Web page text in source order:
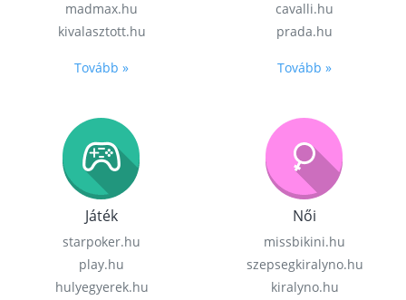
madmax.hu
kivalasztott.hu
Tovább »
cavalli.hu
prada.hu
Tovább »
Játék
starpoker.hu
play.hu
hulyegyerek.hu
Női
missbikini.hu
szepsegkiralyno.hu
kiralyno.hu